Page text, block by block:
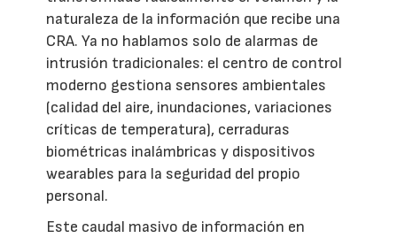
naturaleza de la información que recibe una
CRA. Ya no hablamos solo de alarmas de
intrusión tradicionales: el centro de control
moderno gestiona sensores ambientales
(calidad del aire, inundaciones, variaciones
críticas de temperatura), cerraduras
biométricas inalámbricas y dispositivos
wearables para la seguridad del propio
personal.
Este caudal masivo de información en